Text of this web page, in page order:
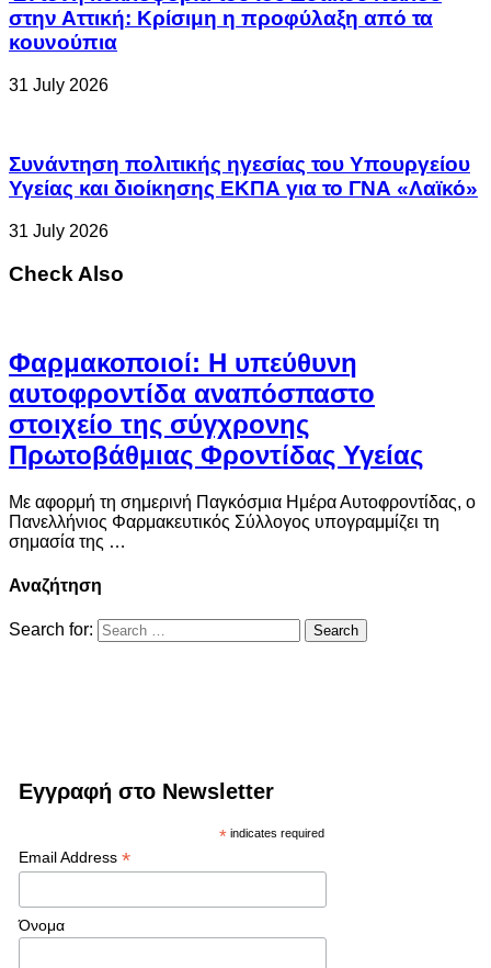
στην Αττική: Κρίσιμη η προφύλαξη από τα
κουνούπια
31 July 2026
Συνάντηση πολιτικής ηγεσίας του Υπουργείου
Υγείας και διοίκησης ΕΚΠΑ για το ΓΝΑ «Λαϊκό»
31 July 2026
Check Also
Φαρμακοποιοί: Η υπεύθυνη
αυτοφροντίδα αναπόσπαστο
στοιχείο της σύγχρονης
Πρωτοβάθμιας Φροντίδας Υγείας
Με αφορμή τη σημερινή Παγκόσμια Ημέρα Αυτοφροντίδας, ο
Πανελλήνιος Φαρμακευτικός Σύλλογος υπογραμμίζει τη
σημασία της …
Αναζήτηση
Search for:
Εγγραφή στο Newsletter
* indicates required
Email Address *
Όνομα